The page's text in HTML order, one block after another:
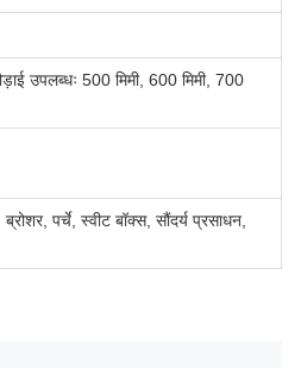
उपलब्धः 500 मिमी, 600 मिमी, 700
पर्चे, स्वीट बॉक्स, सौंदर्य प्रसाधन,